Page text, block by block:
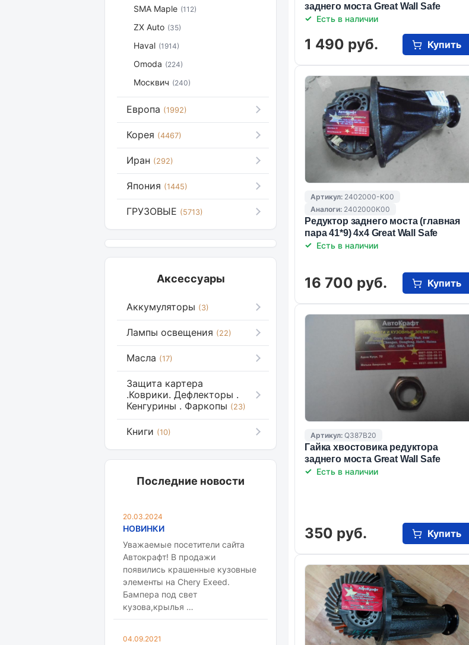
заднего моста Great Wall Safe
Есть в наличии
1 490 руб. Купить
Артикул: 2402000-K00
Аналоги: 2402000K00
Редуктор заднего моста (главная
пара 41*9) 4х4 Great Wall Safe
Есть в наличии
16 700 руб. Купить
Артикул: Q387B20
Гайка хвостовика редуктора
заднего моста Great Wall Safe
Есть в наличии
350 руб. Купить
SMA Maple (112)
ZX Auto (35)
Haval (1914)
Omoda (224)
Москвич (240)
Европа (1992)
Корея (4467)
Иран (292)
Япония (1445)
ГРУЗОВЫЕ (5713)
Аксессуары
Аккумуляторы (3)
Лампы освещения (22)
Масла (17)
Защита картера
.Коврики. Дефлекторы .
Кенгурины . Фаркопы (23)
Книги (10)
Последние новости
20.03.2024
НОВИНКИ
Уважаемые посетители сайта
Автокрафт! В продажи
появились крашенные кузовные
элементы на Chery Exeed.
Бампера под свет
кузова,крылья …
04.09.2021